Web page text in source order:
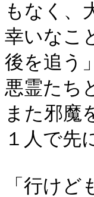
もなく、
幸いなこ
後を追う
悪霊たち
また邪魔
１人で先
「行け